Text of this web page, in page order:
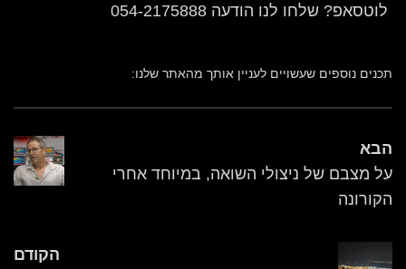
לוטסאפ? שלחו לנו הודעה 054-2175888
תכנים נוספים שעשויים לעניין אותך מהאתר שלנו:
הבא
על מצבם של ניצולי השואה, במיוחד אחרי
הקורונה
הקודם